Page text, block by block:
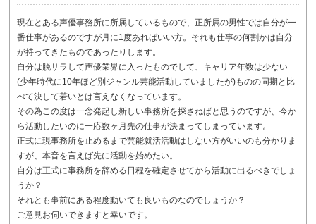
現在とある声優事務所に所属しているもので、正所属の男性では自分が一
番仕事があるのですが月に1度あればいい方。それも仕事の何割かは自分
が持ってきたものであったりします。
自分は脱サラして声優業界に入ったものでして、キャリア年数は少ない
(少年時代に10年ほど別ジャンル芸能活動していましたが)ものの同期と比
べて決して若いとは言えなくなっています。
その為この度は一念発起し新しい事務所を探さねばと思うのですが、今か
ら活動したいのに一応数ヶ月先の仕事が決まってしまっています。
正式に現事務所を止めるまで芸能就活活動はしない方がいいのも分かりま
すが、本音を言えば先に活動を始めたい。
自分は正式に事務所を辞める日程を確定させてから活動に出るべきでしょ
うか？
それとも事前にある程度動いても良いものなのでしょうか？
ご意見お伺いできますと幸いです。